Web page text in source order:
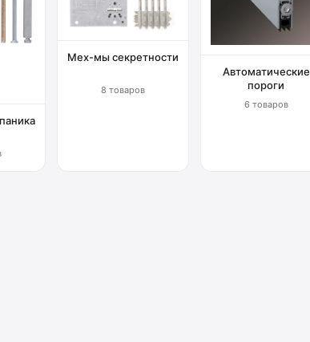
Мех-мы секретности
8 товаров
Автоматические
пороги
6 товаров